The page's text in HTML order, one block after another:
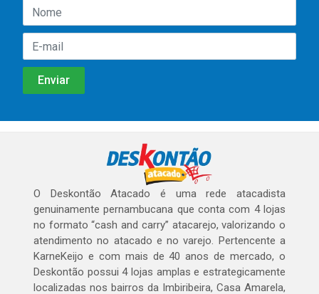
O Deskontão Atacado é uma rede atacadista
genuinamente pernambucana que conta com 4 lojas
no formato “cash and carry” atacarejo, valorizando o
atendimento no atacado e no varejo. Pertencente a
KarneKeijo e com mais de 40 anos de mercado, o
Deskontão possui 4 lojas amplas e estrategicamente
localizadas nos bairros da Imbiribeira, Casa Amarela,